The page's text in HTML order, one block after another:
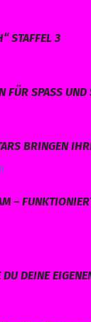
STAFFEL 3
SPASS UND
BRINGEN
–
DEINE